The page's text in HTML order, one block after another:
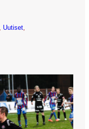
Uutiset